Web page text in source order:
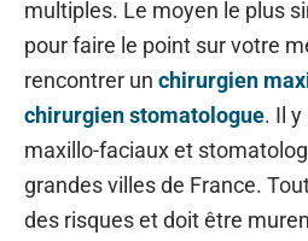
multiples. Le moyen le plus
pour faire le point sur votre
rencontrer un chirurgien
chirurgien stomatologue. Il
maxillo-faciaux et
grandes villes de France.
des risques et doit être